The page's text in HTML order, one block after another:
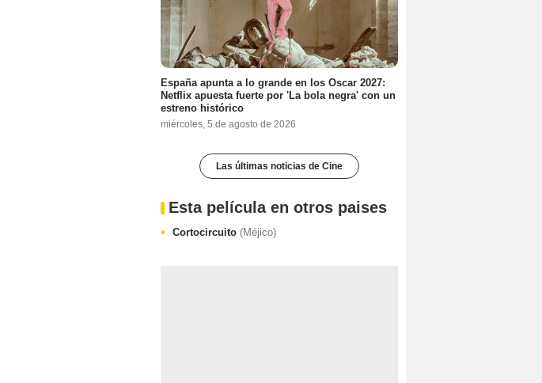
España apunta a lo grande en los Oscar 2027:
Netflix apuesta fuerte por 'La bola negra' con un
estreno histórico
miércoles, 5 de agosto de 2026
Las últimas noticias de Cine
Esta película en otros paises
Cortocircuito (Méjico)